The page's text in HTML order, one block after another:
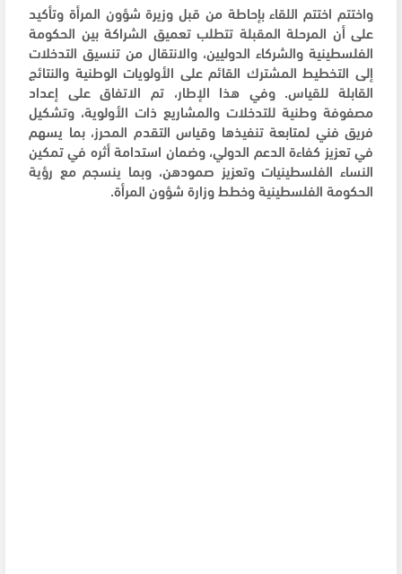
واختتم اختتم اللقاء بإحاطة من قبل وزيرة شؤون المرأة وتأكيد
على أن المرحلة المقبلة تتطلب تعميق الشراكة بين الحكومة
الفلسطينية والشركاء الدوليين، والانتقال من تنسيق التدخلات
إلى التخطيط المشترك القائم على الأولويات الوطنية والنتائج
القابلة للقياس. وفي هذا الإطار، تم الاتفاق على إعداد
مصفوفة وطنية للتدخلات والمشاريع ذات الأولوية، وتشكيل
فريق فني لمتابعة تنفيذها وقياس التقدم المحرز، بما يسهم
في تعزيز كفاءة الدعم الدولي، وضمان استدامة أثره في تمكين
النساء الفلسطينيات وتعزيز صمودهن، وبما ينسجم مع رؤية
الحكومة الفلسطينية وخطط وزارة شؤون المرأة.